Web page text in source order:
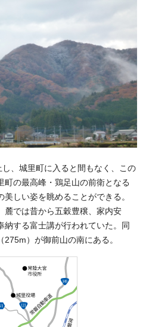
、城里町に入ると間もなく、この
町の最高峰・鶏足山の前衛となる
しい姿を眺めることができる。
麓では昔から五穀豊穣、家内安
する富士講が行われていた。同
）が御前山の南にある。